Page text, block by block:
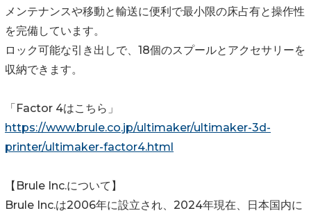
メンテナンスや移動と輸送に便利で最小限の床占有と操作性
を完備しています。
ロック可能な引き出しで、18個のスプールとアクセサリーを
収納できます。
「Factor 4はこちら」
https://www.brule.co.jp/ultimaker/ultimaker-3d-
printer/ultimaker-factor4.html
【Brule Inc.について】
Brule Inc.は2006年に設立され、2024年現在、日本国内に